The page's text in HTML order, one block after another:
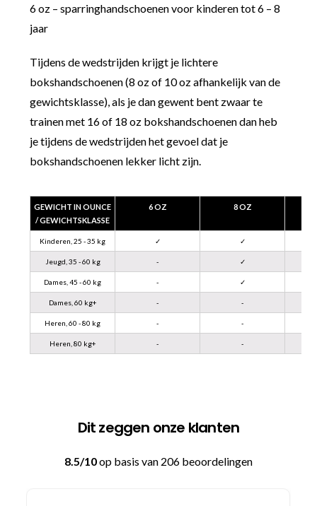
6 oz – sparringhandschoenen voor kinderen tot 6 – 8
jaar
Tijdens de wedstrijden krijgt je lichtere
bokshandschoenen (8 oz of 10 oz afhankelijk van de
gewichtsklasse), als je dan gewent bent zwaar te
trainen met 16 of 18 oz bokshandschoenen dan heb
je tijdens de wedstrijden het gevoel dat je
bokshandschoenen lekker licht zijn.
GEWICHT IN OUNCE
/ GEWICHTSKLASSE
6 OZ 8 OZ
Kinderen, 25 - 35 kg ✓ ✓
Jeugd, 35 - 60 kg - ✓
Dames, 45 - 60 kg - ✓
Dames, 60 kg+ - -
Heren, 60 - 80 kg - -
Heren, 80 kg+ - -
Dit zeggen onze klanten
8.5/10op basis van 206 beoordelingen